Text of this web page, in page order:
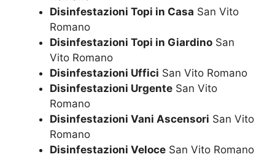
Disinfestazioni Topi in Casa San Vito
Romano
Disinfestazioni Topi in Giardino San
Vito Romano
Disinfestazioni Uffici San Vito Romano
Disinfestazioni Urgente San Vito
Romano
Disinfestazioni Vani Ascensori San Vito
Romano
Disinfestazioni Veloce San Vito Romano